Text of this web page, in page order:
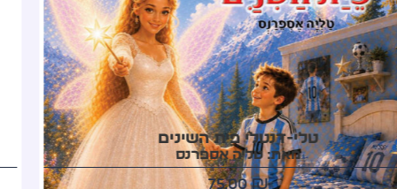
עץ המשאלות מטהרן
מאת: סני פרי
60.00₪